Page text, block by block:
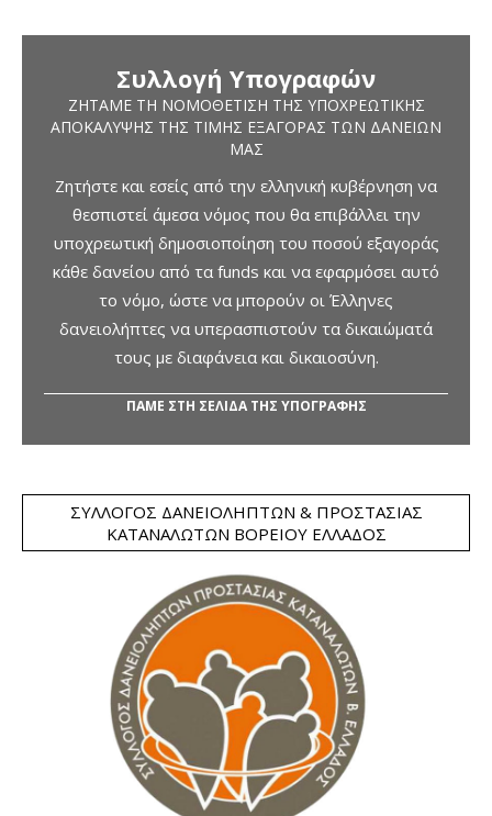
Συλλογή Υπογραφών
ΖΗΤΆΜΕ ΤΗ ΝΟΜΟΘΈΤΙΣΗ ΤΗΣ ΥΠΟΧΡΕΩΤΙΚΉΣ
ΑΠΟΚΆΛΥΨΗΣ ΤΗΣ ΤΙΜΉΣ ΕΞΑΓΟΡΆΣ ΤΩΝ ΔΑΝΕΊΩΝ
ΜΑΣ
Ζητήστε και εσείς από την ελληνική κυβέρνηση να
θεσπιστεί άμεσα νόμος που θα επιβάλλει την
υποχρεωτική δημοσιοποίηση του ποσού εξαγοράς
κάθε δανείου από τα funds και να εφαρμόσει αυτό
το νόμο, ώστε να μπορούν οι Έλληνες
δανειολήπτες να υπερασπιστούν τα δικαιώματά
τους με διαφάνεια και δικαιοσύνη.
ΠΑΜΕ ΣΤΗ ΣΕΛΙΔΑ ΤΗΣ ΥΠΟΓΡΑΦΗΣ
ΣΎΛΛΟΓΟΣ ΔΑΝΕΙΟΛΗΠΤΏΝ & ΠΡΟΣΤΑΣΊΑΣ
ΚΑΤΑΝΑΛΩΤΏΝ ΒΟΡΕΊΟΥ ΕΛΛΆΔΟΣ